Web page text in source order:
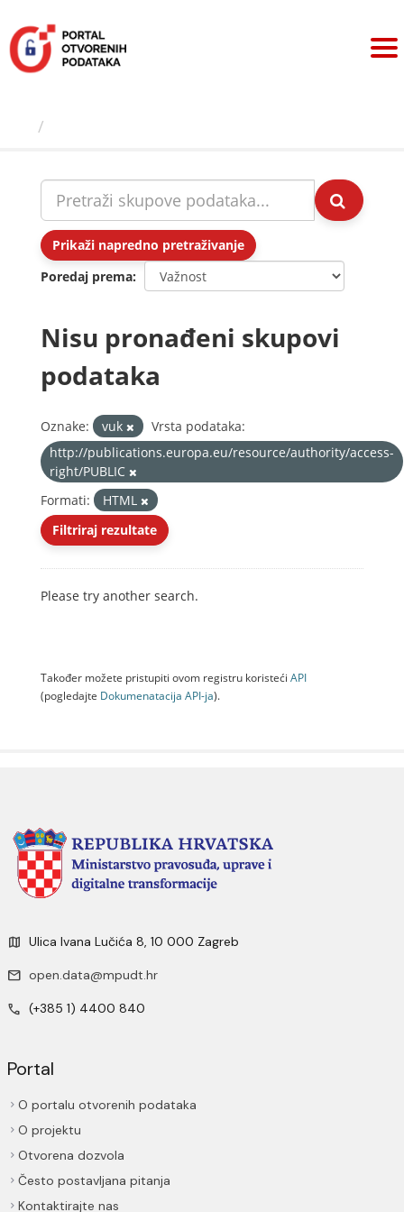
sadržaj
Prikaži napredno pretraživanje
Poredaj prema
Nisu pronađeni skupovi
podataka
Oznake: vuk
Vrsta podataka:
http://publications.europa.eu/resource/authority/access-
right/PUBLIC
Formati:
HTML
Filtriraj rezultate
Please try another search.
Također možete pristupiti ovom registru koristeći API
(pogledajte Dokumenаtаcijа API-jа).